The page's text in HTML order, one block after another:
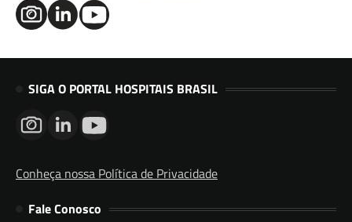
SIGA O PORTAL HOSPITAIS BRASIL
Conheça nossa Política de Privacidade
Fale Conosco